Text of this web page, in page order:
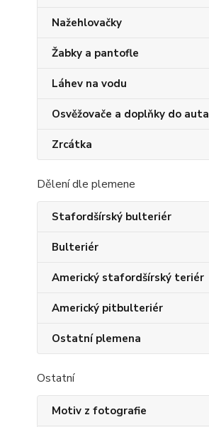
Nažehlovačky
Žabky a pantofle
Láhev na vodu
Osvěžovače a doplňky do auta
Zrcátka
Dělení dle plemene
Stafordšírský bulteriér
Bulteriér
Americký stafordšírský teriér
Americký pitbulteriér
Ostatní plemena
Ostatní
Motiv z fotografie